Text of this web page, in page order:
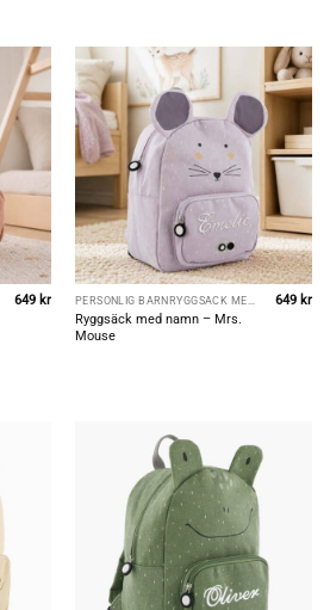
649 kr PERSONLIG BARNRYGGSÄCK MED NAMN
Ryggsäck med namn – Mrs.
Mouse
649 kr